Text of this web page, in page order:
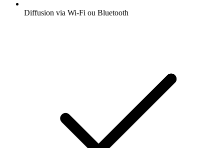
Diffusion via Wi-Fi ou Bluetooth